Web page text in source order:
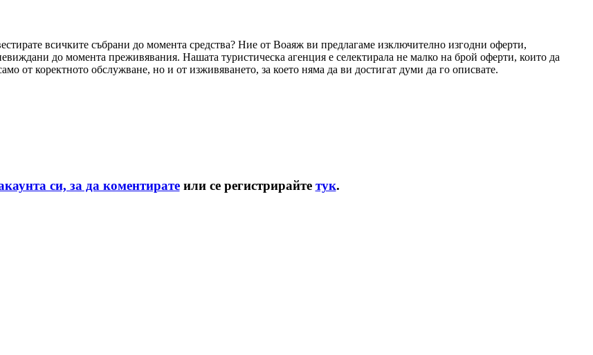
всичките събрани до момента средства? Ние от Воаяж ви предлагаме изключително изгодни оферти,
до момента преживявания. Нашата туристическа агенция е селектирала не малко на брой оферти, които да
от коректното обслужване, но и от изживяването, за което няма да ви достигат думи да го описвате.
си, за да коментиратеили се регистрирайте тук.